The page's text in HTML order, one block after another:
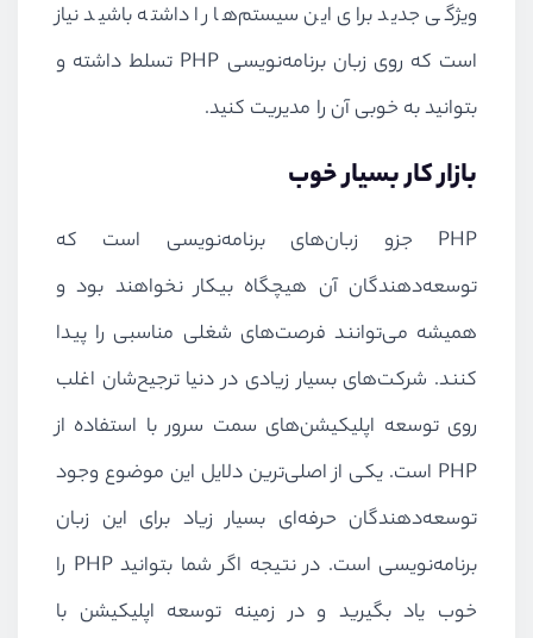
ویژگی جدید برای این سیستم‌ها را داشته باشید نیاز
است که روی زبان‌ برنامه‌نویسی PHP تسلط داشته و
بتوانید به خوبی آن را مدیریت کنید.
بازار کار بسیار خوب
PHP جزو زبان‌های برنامه‌نویسی است که
توسعه‌دهندگان آن هیچگاه بیکار نخواهند بود و
همیشه می‌توانند فرصت‌های شغلی مناسبی را پیدا
کنند. شرکت‌های بسیار زیادی در دنیا ترجیح‌شان اغلب
روی توسعه اپلیکیشن‌های سمت سرور با استفاده از
PHP است. یکی از اصلی‌ترین دلایل این موضوع وجود
توسعه‌دهندگان حرفه‌ای بسیار زیاد برای این زبان
برنامه‌نویسی است. در نتیجه اگر شما بتوانیدPHP را
خوب یاد بگیرید و در زمینه توسعه اپلیکیشن با